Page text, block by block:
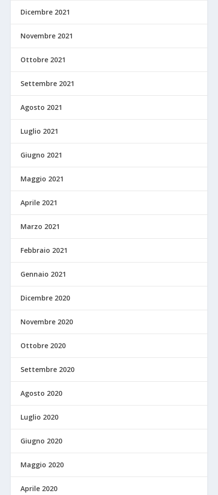
Dicembre 2021
Novembre 2021
Ottobre 2021
Settembre 2021
Agosto 2021
Luglio 2021
Giugno 2021
Maggio 2021
Aprile 2021
Marzo 2021
Febbraio 2021
Gennaio 2021
Dicembre 2020
Novembre 2020
Ottobre 2020
Settembre 2020
Agosto 2020
Luglio 2020
Giugno 2020
Maggio 2020
Aprile 2020